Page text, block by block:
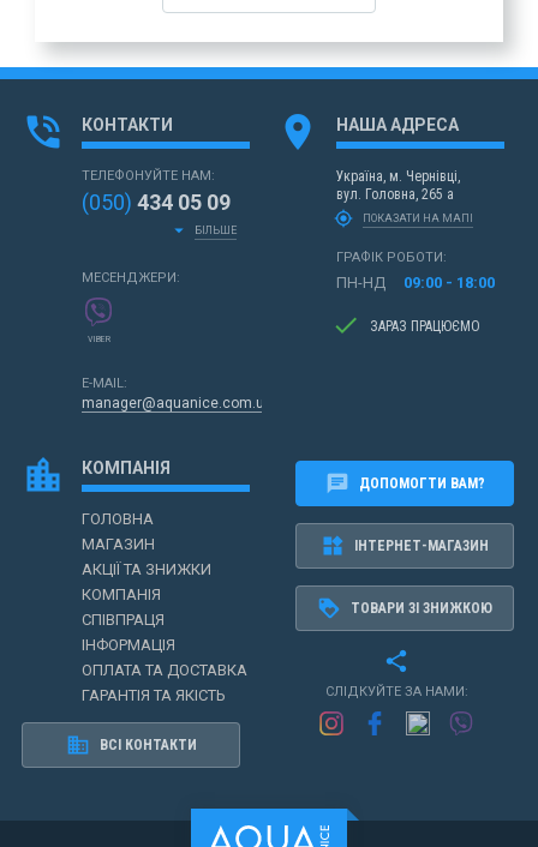
location_city КОМПАНІЯ
ГОЛОВНА
МАГАЗИН
АКЦІЇ ТА ЗНИЖКИ
КОМПАНІЯ
СПІВПРАЦЯ
ІНФОРМАЦІЯ
ОПЛАТА ТА ДОСТАВКА
ГАРАНТІЯ ТА ЯКІСТЬ
business ВСІ КОНТАКТИ
phone_in_talk КОНТАКТИ
ТЕЛЕФОНУЙТЕ НАМ:
(050) 434 05 09
arrow_drop_down БІЛЬШЕ
МЕСЕНДЖЕРИ:
VIBER
E-MAIL:
manager@aquanice.com.ua
location_on НАША АДРЕСА
Україна, м. Чернівці,
вул. Головна, 265 а
my_location ПОКАЗАТИ НА МАПІ
ГРАФІК РОБОТИ:
ПН-НД 09:00 - 18:00
done ЗАРАЗ ПРАЦЮЄМО
chat ДОПОМОГТИ ВАМ?
widgets ІНТЕРНЕТ-МАГАЗИН
loyalty ТОВАРИ ЗІ ЗНИЖКОЮ
share
СЛІДКУЙТЕ ЗА НАМИ: